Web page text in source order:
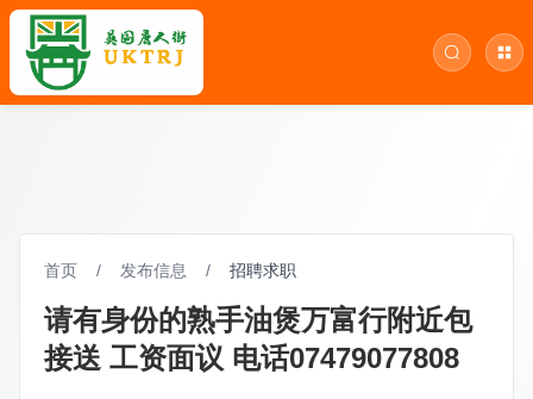
首页 / 发布信息 / 招聘求职
请有身份的熟手油煲万富行附近包
接送 工资面议 电话07479077808